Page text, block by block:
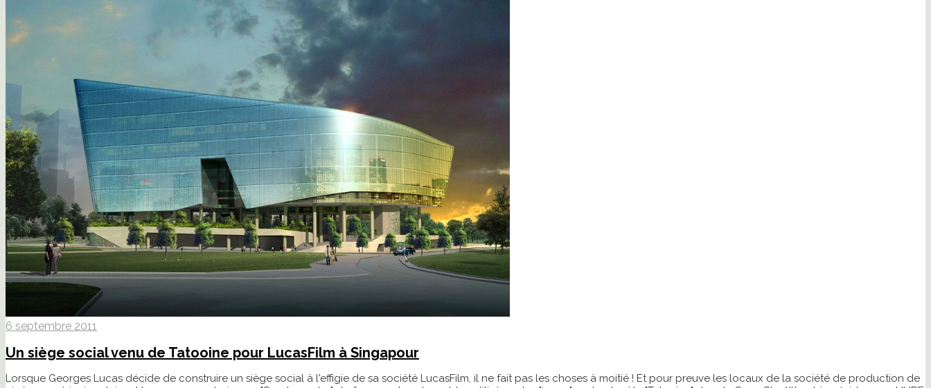
6 septembre 2011
Un siège social venu de Tatooine pour LucasFilm à Singapour
Lorsque Georges Lucas décide de construire un siège social à l'effigie de sa société LucasFilm, il ne fait pas les choses à moitié ! Et pour preuve les locaux de la société de production de